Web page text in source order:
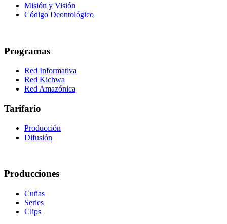
Misión y Visión
Código Deontológico
Programas
Red Informativa
Red Kichwa
Red Amazónica
Tarifario
Producción
Difusión
Producciones
Cuñas
Series
Clips